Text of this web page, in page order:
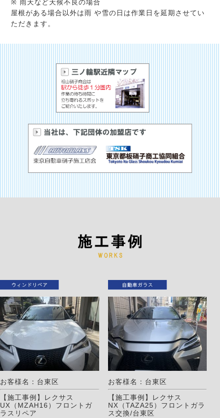
※ 雨天など天候不良の場合
屋根がある場合以外は雨 や雪の日は作業日を延期させてい
ただきます。
お客様名：台東区
【施工事例】レクサス
UX（MZAH16）フロントガ
ラスリペア
お客様名：台東区
【施工事例】レクサス
NX（TAZA25）フロントガラ
ス交換/台東区